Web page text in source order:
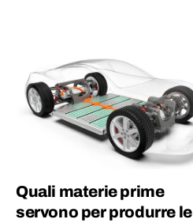
Quali materie prime
servono per produrre le